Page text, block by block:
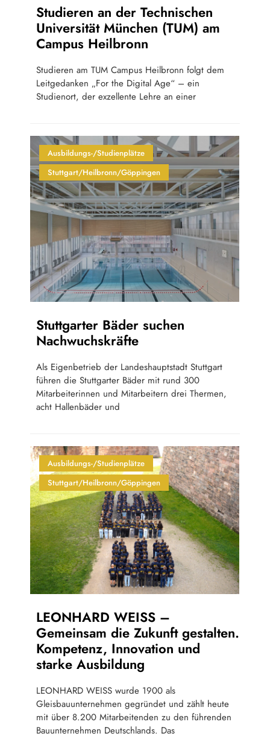
Studieren an der Technischen
Universität München (TUM) am
Campus Heilbronn
Studieren am TUM Campus Heilbronn folgt dem
Leitgedanken „For the Digital Age“ – ein
Studienort, der exzellente Lehre an einer
Ausbildungs-/Studienplätze
Stuttgart/Heilbronn/Göppingen
Stuttgarter Bäder suchen
Nachwuchskräfte
Als Eigenbetrieb der Landeshauptstadt Stuttgart
führen die Stuttgarter Bäder mit rund 300
Mitarbeiterinnen und Mitarbeitern drei Thermen,
acht Hallenbäder und
Ausbildungs-/Studienplätze
Stuttgart/Heilbronn/Göppingen
LEONHARD WEISS –
Gemeinsam die Zukunft gestalten.
Kompetenz, Innovation und
starke Ausbildung
LEONHARD WEISS wurde 1900 als
Gleisbauunternehmen gegründet und zählt heute
mit über 8.200 Mitarbeitenden zu den führenden
Bauunternehmen Deutschlands. Das